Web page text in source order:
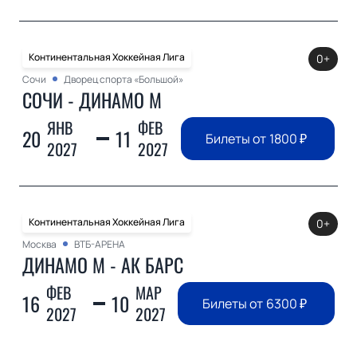
Континентальная Хоккейная Лига
Сочи
Дворец спорта «Большой»
СОЧИ - ДИНАМО М
20 ЯНВ
2027
11 ФЕВ
2027
0+
Билеты от 1800₽
Континентальная Хоккейная Лига
Москва
ВТБ-АРЕНА
ДИНАМО М - АК БАРС
16 ФЕВ
2027
10 МАР
2027
0+
Билеты от 6300₽